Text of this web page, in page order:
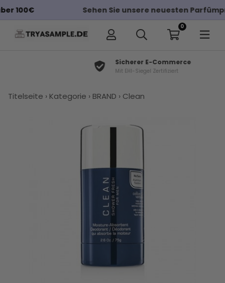
Sehen Sie unsere neuesten Parfümproben
0
Sicherer E-Commerce
Mit EHI-Siegel Zertifiziert
Titelseite › Kategorie › BRAND › Clean